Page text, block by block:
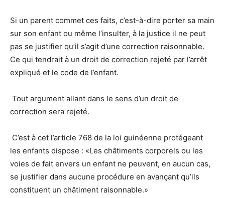
Si un parent commet ces faits, c’est-à-dire porter sa main
sur son enfant ou même l’insulter, à la justice il ne peut
pas se justifier qu’il s’agit d’une correction raisonnable.
Ce qui tendrait à un droit de correction rejeté par l’arrêt
expliqué et le code de l’enfant.
Tout argument allant dans le sens d’un droit de
correction sera rejeté.
C’est à cet l’article 768 de la loi guinéenne protégeant
les enfants dispose : «Les châtiments corporels ou les
voies de fait envers un enfant ne peuvent, en aucun cas,
se justifier dans aucune procédure en avançant qu’ils
constituent un châtiment raisonnable.»